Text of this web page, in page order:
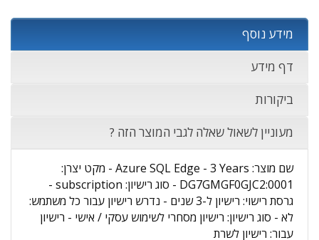
מידע נוסף
דף מידע
ביקורות
מעוניין לשאול שאלה לגבי המוצר הזה ?
שם מוצר: Azure SQL Edge - 3 Years - מקט יצרן:
DG7GMGF0GJC2:0001 - סוג רישיון: subscription -
גרסת רישוי: רישיון ל-3 שנים - נדרש רישיון עבור כל משתמש:
לא - סוג רישיון: רישיון מסחרי לשימוש עסקי / אישי - רישיון
עבור: רישיון לשרת